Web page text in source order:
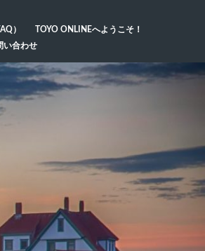
）
TOYO ONLINEへようこそ！
い合わせ